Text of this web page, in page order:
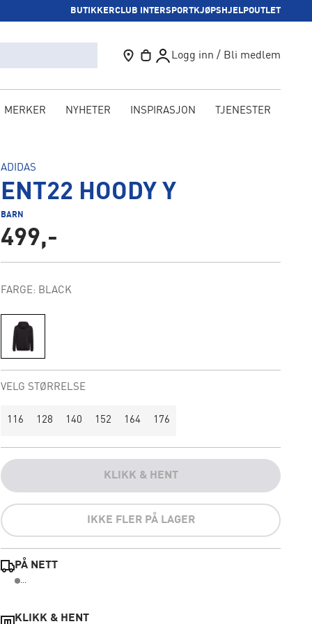
BUTIKKERCLUB INTERSPORTKJØPSHJELPOUTLET
Logg inn / Bli medlem
MERKER NYHETER INSPIRASJON TJENESTER
ADIDAS
ENT22 HOODY Y
BARN
499,-
FARGE: BLACK
VELG STØRRELSE
116 128 140 152 164 176
KLIKK & HENT
IKKE FLER PÅ LAGER
PÅ NETT
...
KLIKK & HENT